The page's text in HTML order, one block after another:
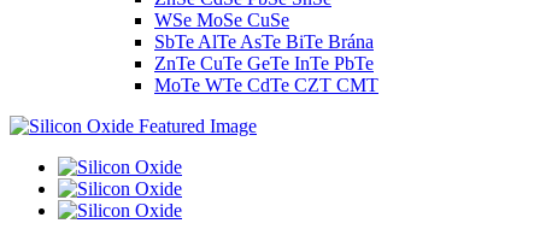
WSe MoSe CuSe
SbTe AlTe AsTe BiTe Brána
ZnTe CuTe GeTe InTe PbTe
MoTe WTe CdTe CZT CMT